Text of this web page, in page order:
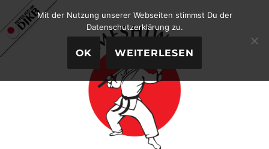
Mit der Nutzung unserer Webseiten stimmst Du der
Datenschutzerklärung zu.
OK WEITERLESEN